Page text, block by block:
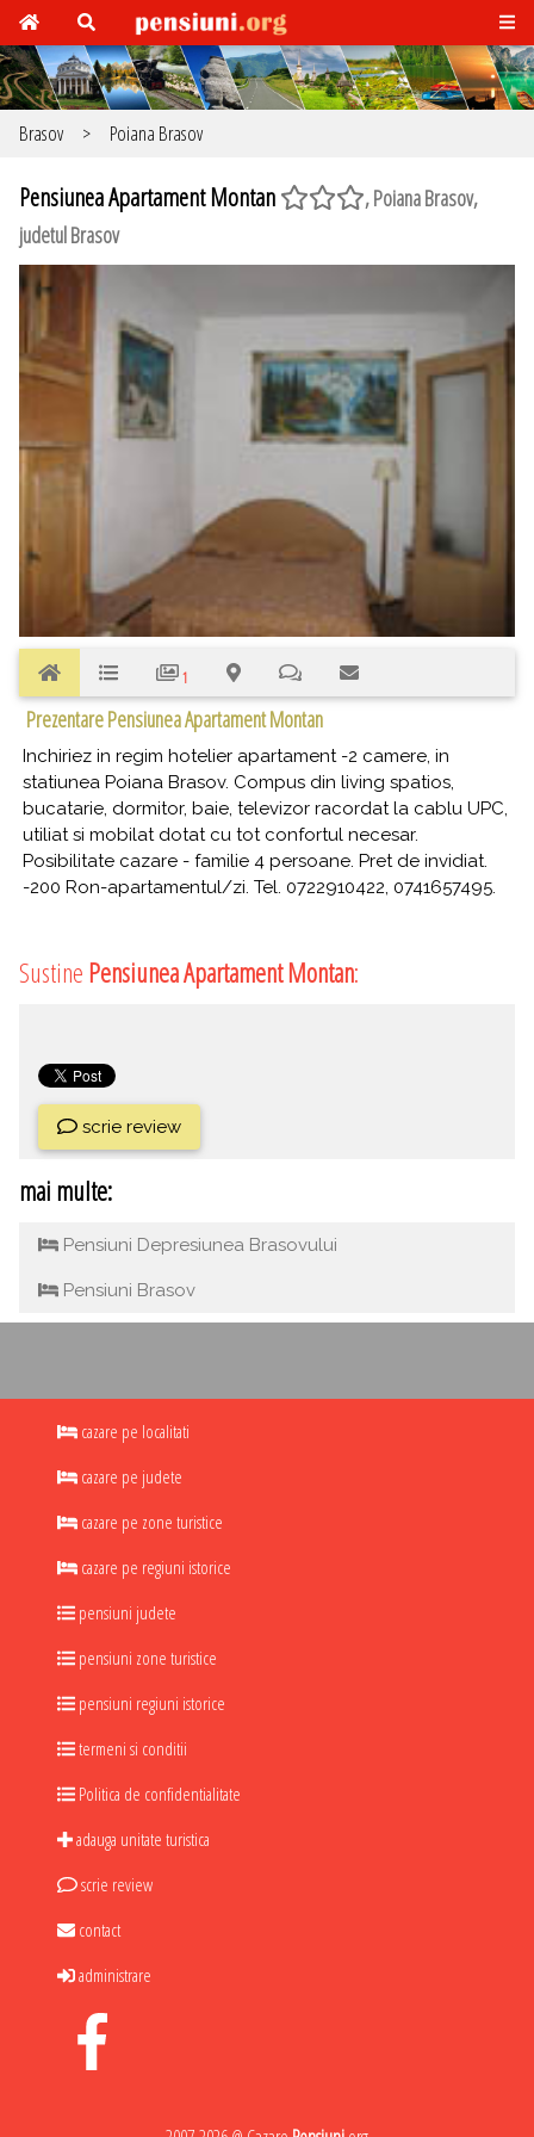
Brasov > Poiana Brasov
Pensiunea Apartament Montan
, Poiana Brasov,
judetul Brasov
1
Prezentare Pensiunea Apartament Montan
Inchiriez in regim hotelier apartament -2 camere, in
statiunea Poiana Brasov. Compus din living spatios,
bucatarie, dormitor, baie, televizor racordat la cablu UPC,
utiliat si mobilat dotat cu tot confortul necesar.
Posibilitate cazare - familie 4 persoane. Pret de invidiat.
-200 Ron-apartamentul/zi. Tel. 0722910422, 0741657495.
Sustine Pensiunea Apartament Montan:
scrie review
mai multe:
Pensiuni Depresiunea Brasovului
Pensiuni Brasov
cazare pe localitati
cazare pe judete
cazare pe zone turistice
cazare pe regiuni istorice
pensiuni judete
pensiuni zone turistice
pensiuni regiuni istorice
termeni si conditii
Politica de confidentialitate
adauga unitate turistica
scrie review
contact
administrare